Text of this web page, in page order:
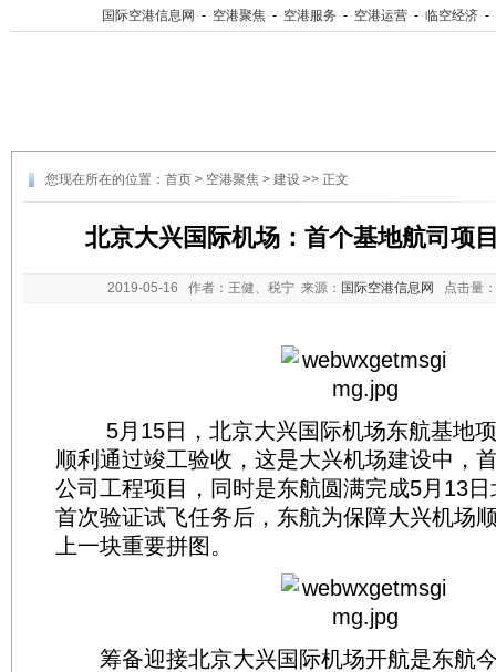
国际空港信息网 - 空港聚焦 - 空港服务 - 空港运营 - 临空经济 -
您现在所在的位置： 首页 > 空港聚焦 > 建设 >> 正文
北京大兴国际机场：首个基地航司项
2019-05-16 作者：王健、税宁 来源： 国际空港信息网 点击量：
5月15日，北京大兴国际机场东航基地项
顺利通过竣工验收，这是大兴机场建设中，
公司工程项目，同时是东航圆满完成5月13
首次验证试飞任务后，东航为保障大兴机场
上一块重要拼图。
筹备迎接北京大兴国际机场开航是东航